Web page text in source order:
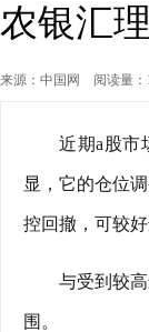
农银汇
来源：中国网 阅读量：
近期a股市
显，它的仓位
控回撤，可较
与受到较
围。